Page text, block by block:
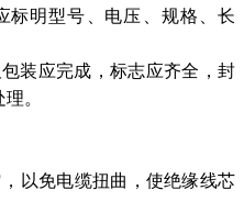
标明型号、电压、规格、长
装应完成，标志应齐全，封
。
，以免电缆扭曲，使绝缘线芯